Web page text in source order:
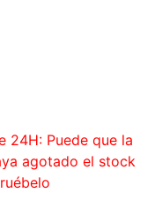
24H: Puede que la
agotado el stock